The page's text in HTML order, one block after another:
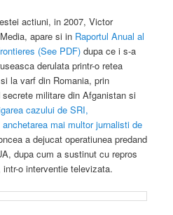
actiuni, in 2007, Victor
apare si in Raportul Anual al
(See PDF) dupa ce i s-a
derulata printr-o retea
la varf din Romania, prin
militare din Afganistan si
cazului de SRI,
mai multor jurnalisti de
a dejucat operatiunea predand
dupa cum a sustinut cu repros
o interventie televizata.